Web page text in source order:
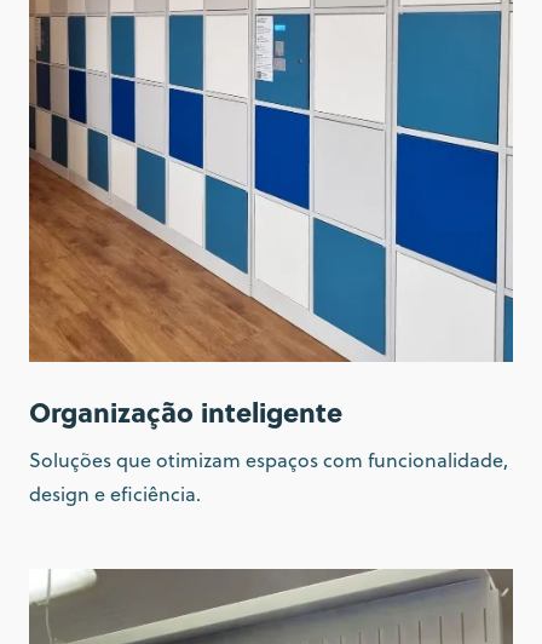
Organização inteligente
Soluções que otimizam espaços com funcionalidade,
design e eficiência.